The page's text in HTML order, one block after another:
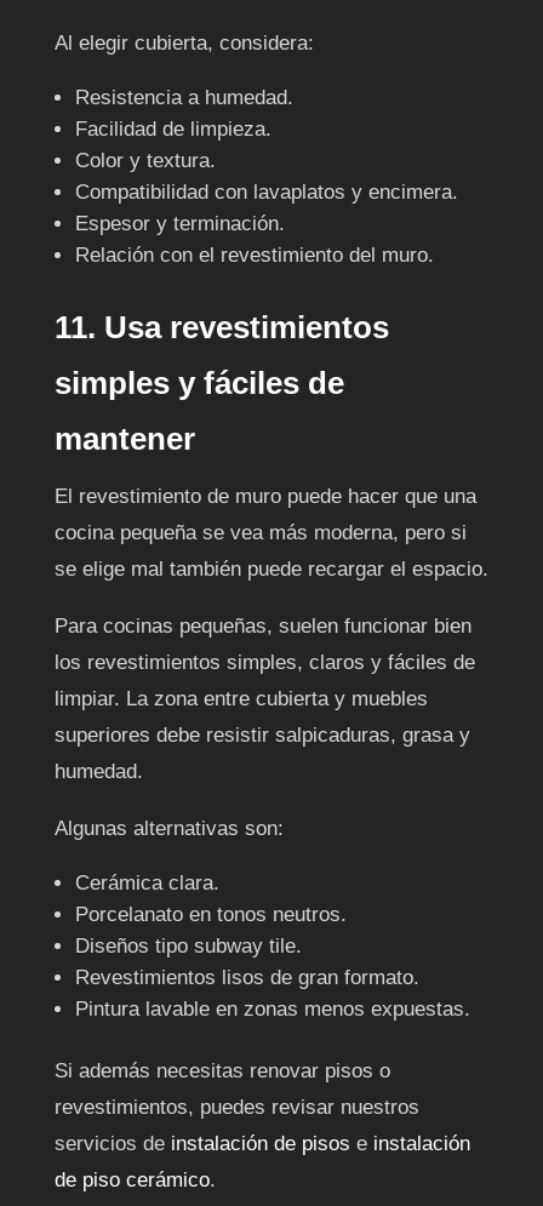
Al elegir cubierta, considera:
Resistencia a humedad.
Facilidad de limpieza.
Color y textura.
Compatibilidad con lavaplatos y encimera.
Espesor y terminación.
Relación con el revestimiento del muro.
11. Usa revestimientos
simples y fáciles de
mantener
El revestimiento de muro puede hacer que una
cocina pequeña se vea más moderna, pero si
se elige mal también puede recargar el espacio.
Para cocinas pequeñas, suelen funcionar bien
los revestimientos simples, claros y fáciles de
limpiar. La zona entre cubierta y muebles
superiores debe resistir salpicaduras, grasa y
humedad.
Algunas alternativas son:
Cerámica clara.
Porcelanato en tonos neutros.
Diseños tipo subway tile.
Revestimientos lisos de gran formato.
Pintura lavable en zonas menos expuestas.
Si además necesitas renovar pisos o
revestimientos, puedes revisar nuestros
servicios de instalación de pisos e instalación
de piso cerámico.